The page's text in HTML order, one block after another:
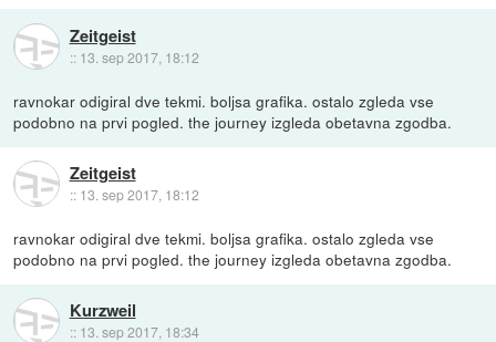
Zeitgeist
:: 13. sep 2017, 18:12
ravnokar odigiral dve tekmi. boljsa grafika. ostalo zgleda vse
podobno na prvi pogled. the journey izgleda obetavna zgodba.
Zeitgeist
:: 13. sep 2017, 18:12
ravnokar odigiral dve tekmi. boljsa grafika. ostalo zgleda vse
podobno na prvi pogled. the journey izgleda obetavna zgodba.
Kurzweil
:: 13. sep 2017, 18:34